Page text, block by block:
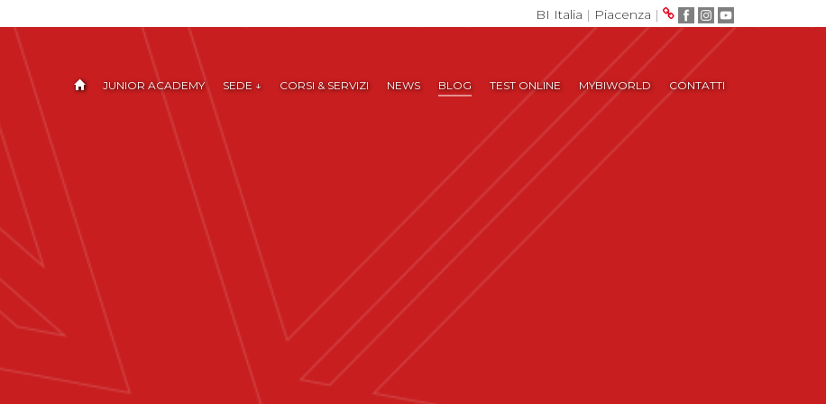
BI Italia | Piacenza |
JUNIOR ACADEMY SEDE ↓ CORSI & SERVIZI NEWS BLOG TEST ONLINE MYBIWORLD CONTATTI